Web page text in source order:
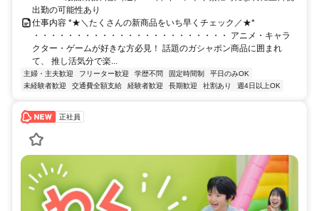
出勤の可能性あり
仕事内容 *★＼たくさんの新商品をいち早くチェック／★*
・・・・・・・・・・・・・・・・・・・・・・・ アニメ・キャラ
クター・ゲームが好きな方必見！ 話題のガシャポン商品に囲まれ
て、 推し活気分で楽...
主婦・主夫歓迎 フリーター歓迎 学歴不問 固定時間制
平日のみOK
未経験者歓迎
交通費全額支給 経験者歓迎 長期歓迎 社割あり 週4日以上OK
正社員